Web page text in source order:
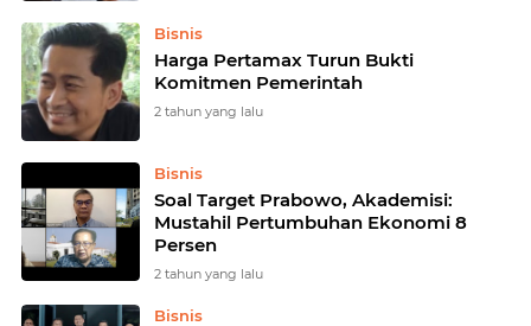
Bisnis
Harga Pertamax Turun Bukti
Komitmen Pemerintah
2 tahun yang lalu
Bisnis
Soal Target Prabowo, Akademisi:
Mustahil Pertumbuhan Ekonomi 8
Persen
2 tahun yang lalu
Bisnis